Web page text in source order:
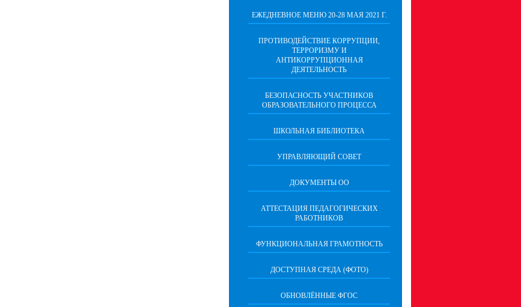
ЕЖЕДНЕВНОЕ МЕНЮ 20-28 МАЯ 2021 Г.
ПРОТИВОДЕЙСТВИЕ КОРРУПЦИИ,
ТЕРРОРИЗМУ И
АНТИКОРРУПЦИОННАЯ
ДЕЯТЕЛЬНОСТЬ
БЕЗОПАСНОСТЬ УЧАСТНИКОВ
ОБРАЗОВАТЕЛЬНОГО ПРОЦЕССА
ШКОЛЬНАЯ БИБЛИОТЕКА
УПРАВЛЯЮЩИЙ СОВЕТ
ДОКУМЕНТЫ ОО
АТТЕСТАЦИЯ ПЕДАГОГИЧЕСКИХ
РАБОТНИКОВ
ФУНКЦИОНАЛЬНАЯ ГРАМОТНОСТЬ
ДОСТУПНАЯ СРЕДА (ФОТО)
ОБНОВЛЁННЫЕ ФГОС